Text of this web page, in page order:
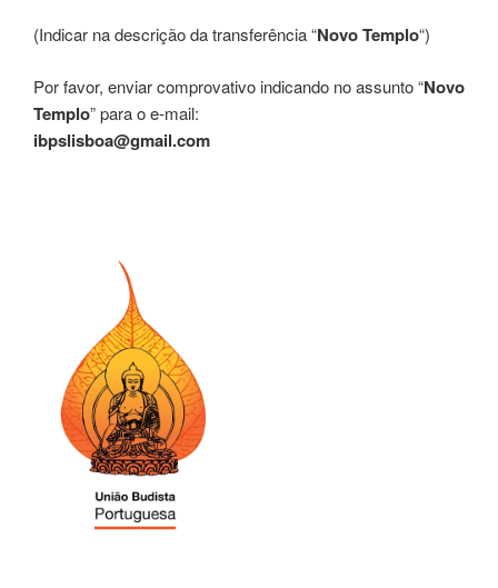
(Indicar na descrição da transferência “Novo Templo“)
Por favor, enviar comprovativo indicando no assunto “Novo
Templo” para o e-mail:
ibpslisboa@gmail.com